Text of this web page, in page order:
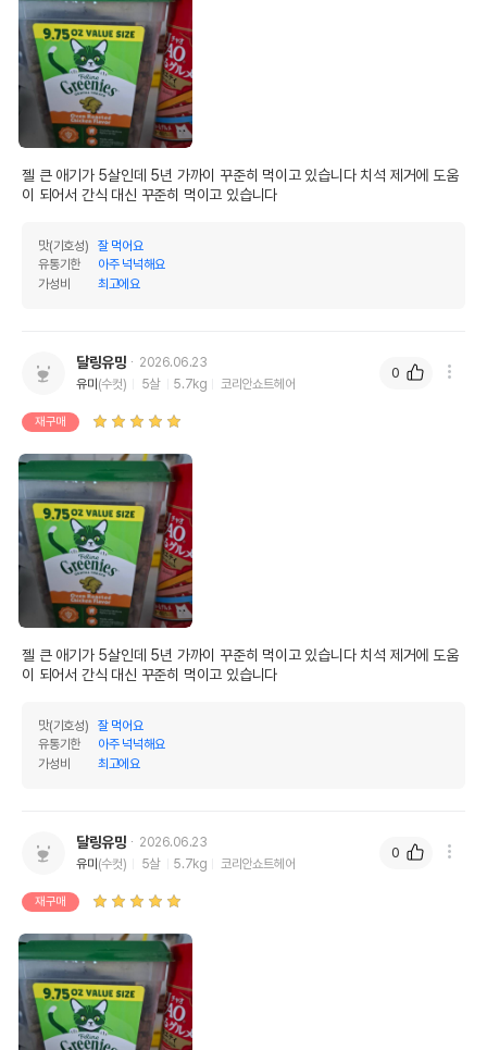
젤 큰 애기가 5살인데 5년 가까이 꾸준히 먹이고 있습니다 치석 제거에 도움
이 되어서 간식 대신 꾸준히 먹이고 있습니다
맛(기호성)
잘 먹어요
유통기한
아주 넉넉해요
가성비
최고에요
달링유밍
2026.06.23
유미(수컷) 5살 5.7kg 코리안쇼트헤어
재구매
젤 큰 애기가 5살인데 5년 가까이 꾸준히 먹이고 있습니다 치석 제거에 도움
이 되어서 간식 대신 꾸준히 먹이고 있습니다
맛(기호성)
잘 먹어요
유통기한
아주 넉넉해요
가성비
최고에요
0
달링유밍
2026.06.23
유미(수컷) 5살 5.7kg 코리안쇼트헤어
재구매
0